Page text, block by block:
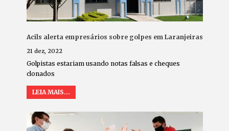
Acils alerta empresários sobre golpes em Laranjeiras
21 dez, 2022
Golpistas estariam usando notas falsas e cheques
clonados
LEIA MAIS...